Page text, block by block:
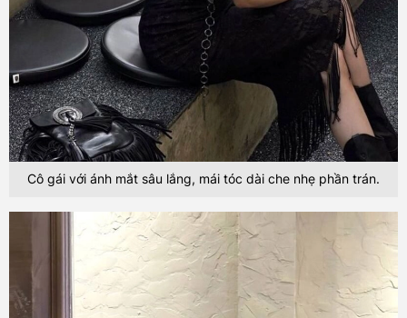
Cô gái với ánh mắt sâu lắng, mái tóc dài che nhẹ phần trán.